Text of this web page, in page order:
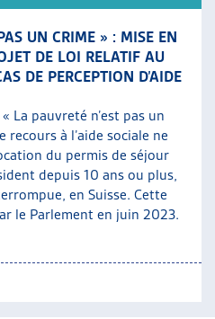
UN CRIME » : MISE EN
DE LOI RELATIF AU
DE PERCEPTION D’AIDE
La pauvreté n’est pas un
recours à l’aide sociale ne
du permis de séjour
depuis 10 ans ou plus,
en Suisse. Cette
le Parlement en juin 2023.